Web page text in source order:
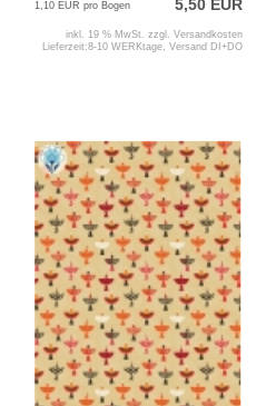
5,50 EUR
1,10 EUR pro Bogen
inkl. 19 % MwSt. zzgl. Versandkosten
Lieferzeit:8-10 WERKtage, Versand DI+DO